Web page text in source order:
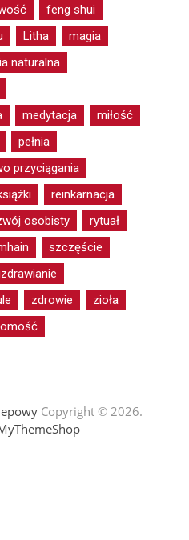
feng shui
Litha
magia
naturalna
medytacja
miłość
pełnia
przyciągania
reinkarnacja
osobisty
rytuał
szczęście
zdrowie
zioła
Copyright © 2026.